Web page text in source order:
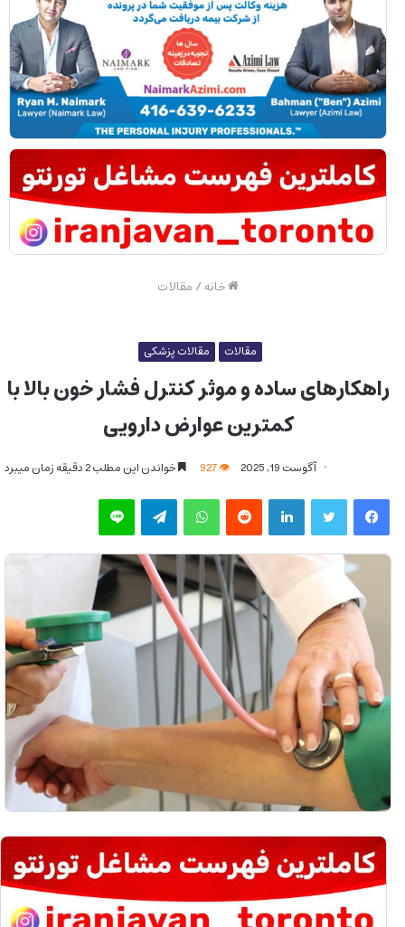
خانه/ مقالات
مقالات مقالات پزشکی
راهکارهای ساده و موثر کنترل فشار خون بالا با
کمترین عوارض دارویی
آگوست 19, 2025 خواندن این مطلب 2 دقیقه زمان میبرد
فیس بوک توییتر لینکدین‫رددیت واتس آپ تلگرام لاین